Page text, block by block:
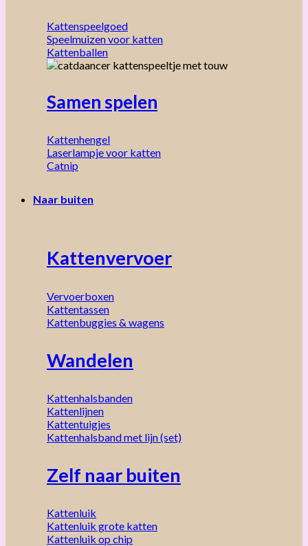
Kattenspeelgoed
Speelmuizen voor katten
Kattenballen
Samen spelen
Kattenhengel
Laserlampje voor katten
Catnip
Naar buiten
Kattenvervoer
Vervoerboxen
Kattentassen
Kattenbuggies & wagens
Wandelen
Kattenhalsbanden
Kattenlijnen
Kattentuigjes
Kattenhalsband met lijn (set)
Zelf naar buiten
Kattenluik
Kattenluik grote katten
Kattenluik op chip